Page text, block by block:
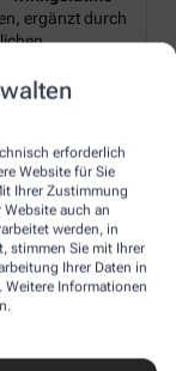
erforderlich
Website für Sie
Ihrer Zustimmung
auch an
werden, in
stimmen Sie mit Ihrer
Ihrer Daten in
Weitere Informationen
ergänzt durch
C und Kupfer
Geschmack
Sport
ein – für einen